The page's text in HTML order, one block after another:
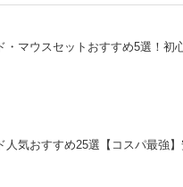
・マウスセットおすすめ5選！初
人気おすすめ25選【コスパ最強